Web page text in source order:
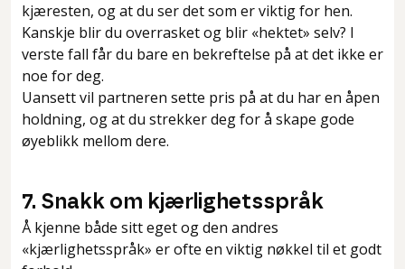
kjæresten, og at du ser det som er viktig for hen.
Kanskje blir du overrasket og blir «hektet» selv? I
verste fall får du bare en bekreftelse på at det ikke er
noe for deg.
Uansett vil partneren sette pris på at du har en åpen
holdning, og at du strekker deg for å skape gode
øyeblikk mellom dere.
7. Snakk om kjærlighetsspråk
Å kjenne både sitt eget og den andres
«kjærlighetsspråk» er ofte en viktig nøkkel til et godt